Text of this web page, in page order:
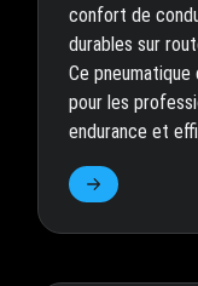
confort de
durables sur
Ce
pour les
endurance et